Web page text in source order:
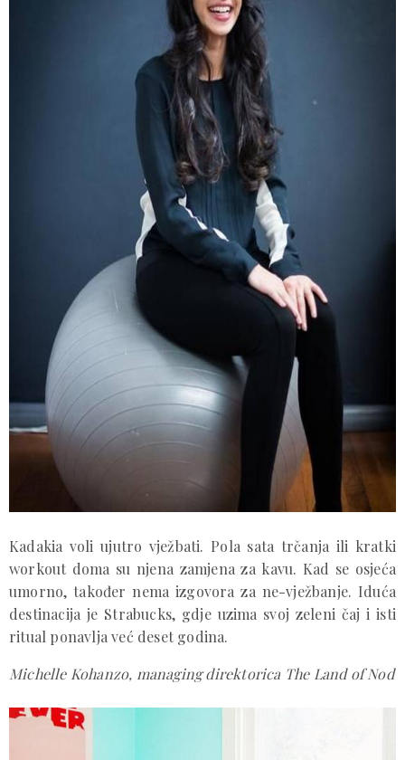
Kadakia voli ujutro vježbati. Pola sata trčanja ili kratki
workout doma su njena zamjena za kavu. Kad se osjeća
umorno, također nema izgovora za ne-vježbanje. Iduća
destinacija je Strabucks, gdje uzima svoj zeleni čaj i isti
ritual ponavlja već deset godina.
Michelle Kohanzo, managing direktorica The Land of Nod